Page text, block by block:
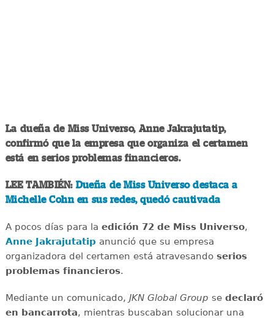
La dueña de Miss Universo, Anne Jakrajutatip,
confirmó que la empresa que organiza el certamen
está en serios problemas financieros.
LEE TAMBIÉN: Dueña de Miss Universo destaca a
Michelle Cohn en sus redes, quedó cautivada
A pocos días para la edición 72 de Miss Universo,
Anne Jakrajutatip anunció que su empresa
organizadora del certamen está atravesando serios
problemas financieros.
Mediante un comunicado, JKN Global Group sedeclaró
en bancarrota, mientras buscaban solucionar una